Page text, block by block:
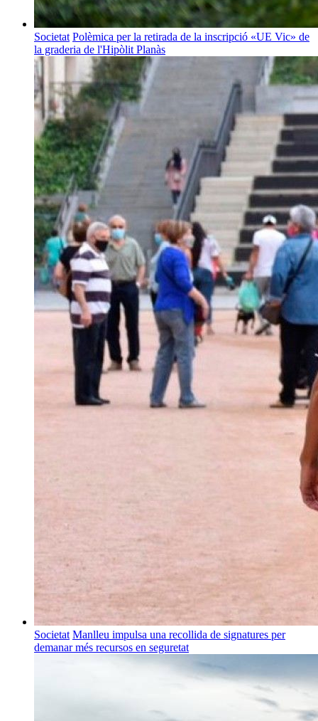
Societat Polèmica per la retirada de la inscripció «UE Vic» de
la graderia de l'Hipòlit Planàs
Societat Manlleu impulsa una recollida de signatures per
demanar més recursos en seguretat